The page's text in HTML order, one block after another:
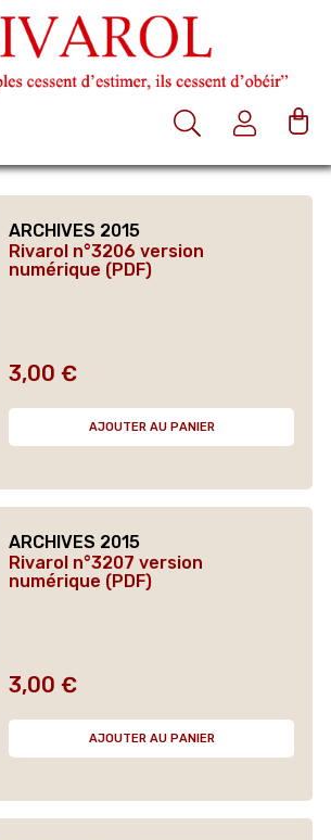
ARCHIVES 2015
Rivarol n°3206 version
numérique (PDF)
Prix
3,00 €
AJOUTER AU PANIER
ARCHIVES 2015
Rivarol n°3207 version
numérique (PDF)
Prix
3,00 €
AJOUTER AU PANIER